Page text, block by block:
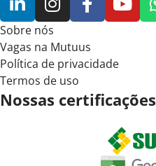
Sobre nós
Vagas na Mutuus
Política de privacidade
Termos de uso
Nossas certificações